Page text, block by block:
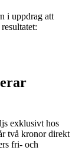
i uppdrag att
exklusivt hos
två kronor direkt
fri- och